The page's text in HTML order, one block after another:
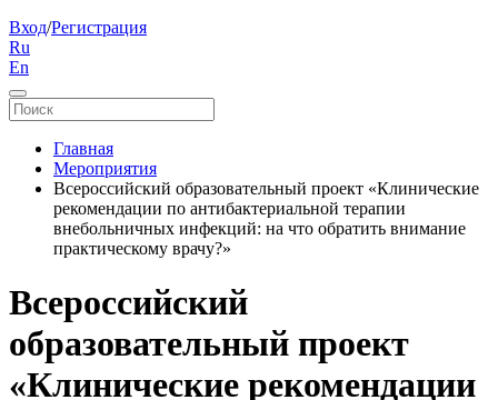
Вход/Регистрация
Ru
En
Главная
Мероприятия
Всероссийский образовательный проект «Клинические
рекомендации по антибактериальной терапии
внебольничных инфекций: на что обратить внимание
практическому врачу?»
Всероссийский
образовательный проект
«Клинические рекомендации